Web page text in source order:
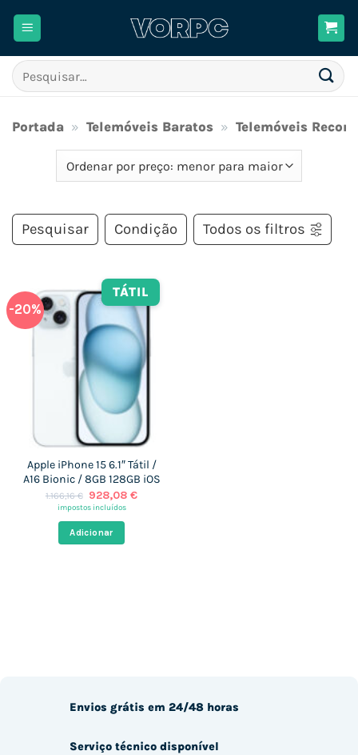
Pesquisar
por:
Portada » Telemóveis Baratos » Telemóveis
Pesquisar Condição Todos os filtros
-20%
TÁTIL
Apple iPhone 15 6.1″ Tátil /
A16 Bionic / 8GB 128GB iOS
1.166,16€ O
preço
era:
1.166,16 €.
928,08€O
impostos incluídos
Adicionar
Envios grátis em 24/48 horas
Serviço técnico disponível